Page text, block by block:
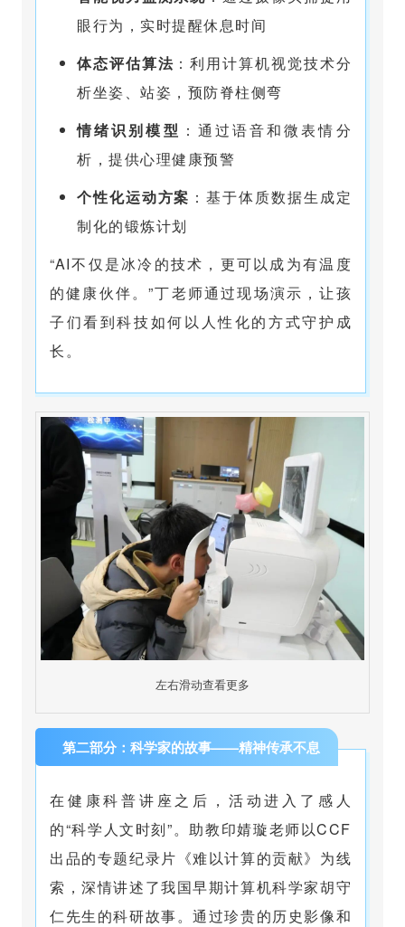
眼行为，实时提醒休息时间
体态评估算法 ：利用计算机视觉技术分
析坐姿、站姿，预防脊柱侧弯
情绪识别模型 ：通过语音和微表情分
析，提供心理健康预警
个性化运动方案 ：基于体质数据生成定
制化的锻炼计划
“AI不仅是冰冷的技术，更可以成为有温度
的健康伙伴。”丁老师通过现场演示，让孩
子们看到科技如何以人性化的方式守护成
长。
左右滑动查看更多
第二部分：科学家的故事——精神传承不息
在健康科普讲座之后，活动进入了感人
的“科学人文时刻”。助教印婧璇老师以CCF
出品的专题纪录片《难以计算的贡献》为线
索，深情讲述了我国早期计算机科学家胡守
仁先生的科研故事。通过珍贵的历史影像和